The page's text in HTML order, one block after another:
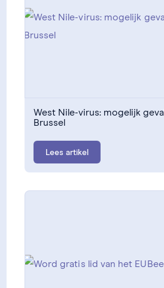
West Nile-virus: mogelijk
Brussel
Lees artikel